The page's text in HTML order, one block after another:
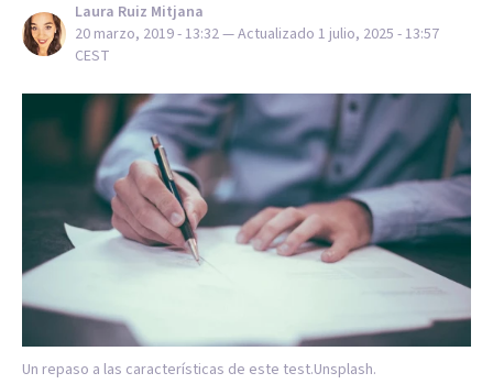
Laura Ruiz Mitjana
20 marzo, 2019 - 13:32— Actualizado 1 julio, 2025 - 13:57
CEST
Un repaso a las características de este test.Unsplash.